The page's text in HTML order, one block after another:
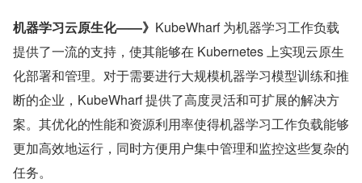
机器学习云原生化——》 KubeWharf 为机器学习工作负载
提供了一流的支持，使其能够在 Kubernetes 上实现云原生
化部署和管理。对于需要进行大规模机器学习模型训练和推
断的企业，KubeWharf 提供了高度灵活和可扩展的解决方
案。其优化的性能和资源利用率使得机器学习工作负载能够
更加高效地运行，同时方便用户集中管理和监控这些复杂的
任务。